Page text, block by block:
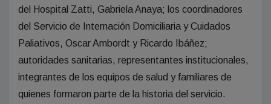
del Hospital Zatti, Gabriela Anaya; los coordinadores
del Servicio de Internación Domiciliaria y Cuidados
Paliativos, Oscar Ambordt y Ricardo Ibáñez;
autoridades sanitarias, representantes institucionales,
integrantes de los equipos de salud y familiares de
quienes formaron parte de la historia del servicio.